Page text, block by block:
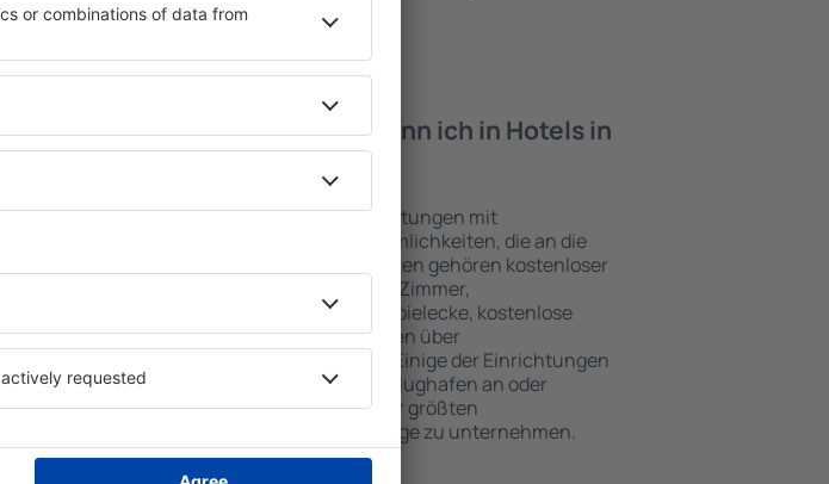
Mitarbeiter organisieren möchten.
Welche Annehmlichkeiten kann ich in Hotels in
in West End Village finden?
Hotels in in West End Village sind Einrichtungen mit
verschiedenen Standards sowie Annehmlichkeiten, die an die
Gäste angepasst sind . Zu den beliebtesten gehören kostenloser
WLAN-Zugang, SPA-Zone, Bar / Safe im Zimmer,
Konferenzzentrum, Essbereich, Kinderspielecke, kostenlose
Parkplätze sowie Informationsbroschüren über
Sehenswürdigkeiten in der Umgebung. Einige der Einrichtungen
bieten auch einen Transport vom/zum Flughafen an oder
empfehlen, Ausflüge auf den Spuren der größten
Sehenswürdigkeiten in in West End Village zu unternehmen.